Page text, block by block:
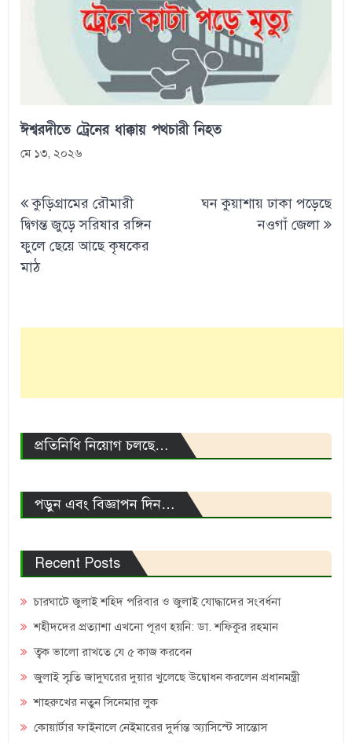
ঈশ্বরদীতে ট্রেনের ধাক্কায় পথচারী নিহত
মে ১৩, ২০২৬
Post
navigation
কুড়িগ্রামের রৌমারী
দ্বিগন্ত জুড়ে সরিষার রঙ্গিন
ফুলে ছেয়ে আছে কৃষকের
মাঠ
ঘন কুয়াশায় ঢাকা পড়েছে
নওগাঁ জেলা
প্রতিনিধি নিয়োগ চলছে…
পড়ুন এবং বিজ্ঞাপন দিন…
Recent Posts
চারঘাটে জুলাই শহিদ পরিবার ও জুলাই যোদ্ধাদের সংবর্ধনা
শহীদদের প্রত্যাশা এখনো পূরণ হয়নি: ডা. শফিকুর রহমান
ত্বক ভালো রাখতে যে ৫ কাজ করবেন
জুলাই স্মৃতি জাদুঘরের দুয়ার খুলেছে উদ্বোধন করলেন প্রধানমন্ত্রী
শাহরুখের নতুন সিনেমার লুক
কোয়ার্টার ফাইনালে নেইমারের দুর্দান্ত অ্যাসিস্টে সান্তোস